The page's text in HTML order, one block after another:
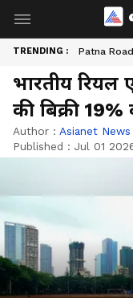
TRENDING : Patna
भारतीय रियल
की बिक्री 19%
Author : Asianet
Published : Jul 01